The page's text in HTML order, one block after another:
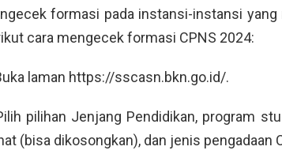
formasi pada instansi-instansi yang
cara mengecek formasi CPNS 2024:
laman https://sscasn.bkn.go.id/.
pilihan Jenjang Pendidikan, program
(bisa dikosongkan), dan jenis pengadaan